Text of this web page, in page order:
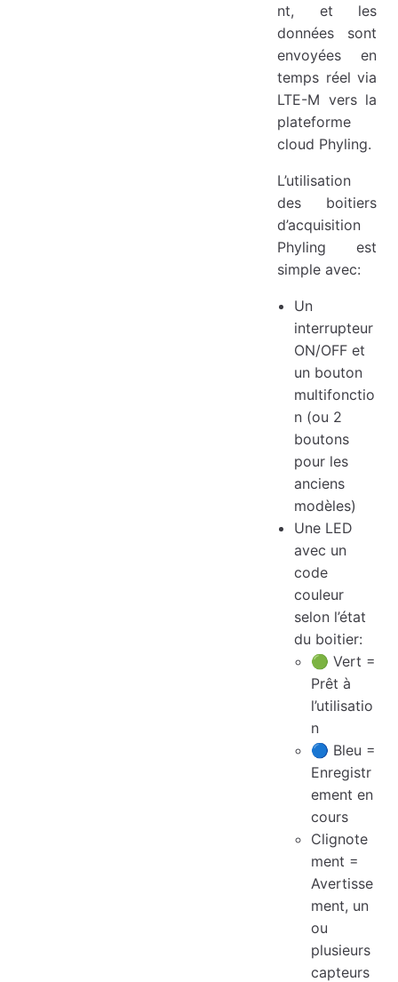
nt, et les
données sont
envoyées en
temps réel via
LTE-M vers la
plateforme
cloud Phyling.
L’utilisation
des boitiers
d’acquisition
Phyling est
simple avec:
Un
interrupteur
ON/OFF et
un bouton
multifonctio
n (ou 2
boutons
pour les
anciens
modèles)
Une LED
avec un
code
couleur
selon l’état
du boitier:
🟢 Vert =
Prêt à
l’utilisatio
n
🔵 Bleu =
Enregistr
ement en
cours
Clignote
ment =
Avertisse
ment, un
ou
plusieurs
capteurs